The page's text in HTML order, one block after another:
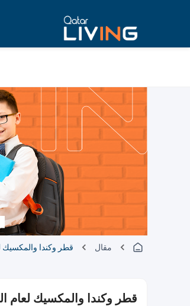
مقال قطر وكندا والمكسيك لعام الثقافة
قطر وكندا والمكسيك لعام الثقافة 2026 يحتفل